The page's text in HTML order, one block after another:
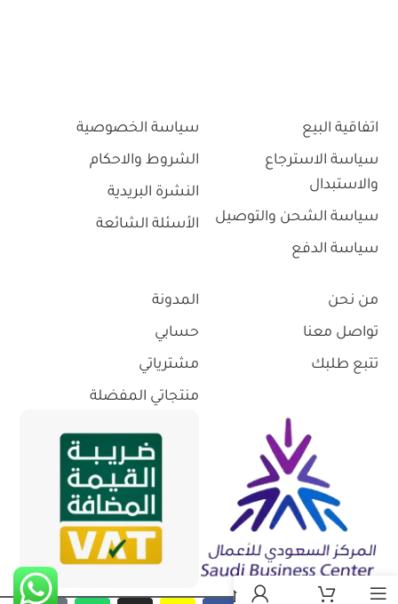
اتفاقية البيع
سياسة الاسترجاع
والاستبدال
سياسة الشحن والتوصيل
سياسة الدفع
سياسة الخصوصية
الشروط والاحكام
النشرة البريدية
الأسئلة الشائعة
من نحن
تواصل معنا
تتبع طلبك
المدونة
حسابي
مشترياتي
منتجاتي المفضلة